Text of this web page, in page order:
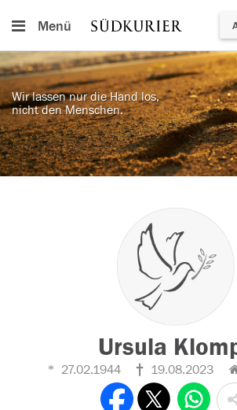
Menü
Wir lassen nur die Hand los,
nicht den Menschen.
Ursula
27.02.1944 19.08.2023